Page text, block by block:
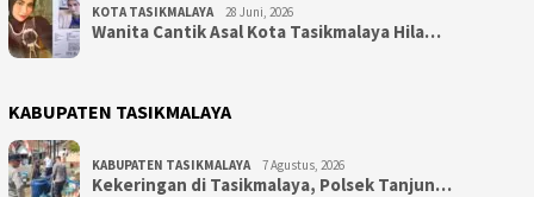
KOTA TASIKMALAYA 28 Juni, 2026
Wanita Cantik Asal Kota Tasikmalaya Hila…
KABUPATEN TASIKMALAYA
KABUPATEN TASIKMALAYA 7 Agustus, 2026
Kekeringan di Tasikmalaya, Polsek Tanjun…